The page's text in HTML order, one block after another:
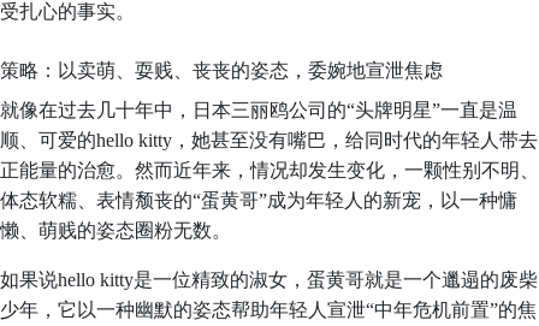
受扎心的事实。
策略：以卖萌、耍贱、丧丧的姿态，委婉地宣泄焦虑
就像在过去几十年中，日本三丽鸥公司的“头牌明星”一直是温
顺、可爱的hello kitty，她甚至没有嘴巴，给同时代的年轻人带去
正能量的治愈。然而近年来，情况却发生变化，一颗性别不明、
体态软糯、表情颓丧的“蛋黄哥”成为年轻人的新宠，以一种慵
懒、萌贱的姿态圈粉无数。
如果说hello kitty是一位精致的淑女，蛋黄哥就是一个邋遢的废柴
少年，它以一种幽默的姿态帮助年轻人宣泄“中年危机前置”的焦